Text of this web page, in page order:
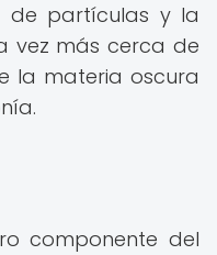
de partículas y la
vez más cerca de
la materia oscura
componente del